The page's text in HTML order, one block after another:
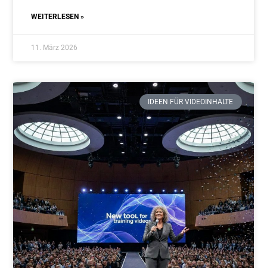
WEITERLESEN »
11. März 2026
IDEEN FÜR VIDEOINHALTE